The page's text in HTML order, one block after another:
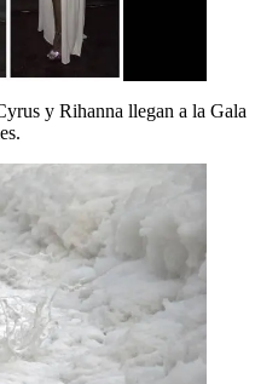
y Rihanna llegan a la Gala